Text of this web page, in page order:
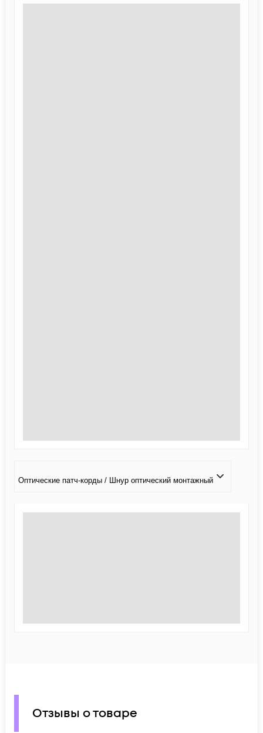
Оптические патч-корды / Шнур оптический монтажный
Отзывы о товаре